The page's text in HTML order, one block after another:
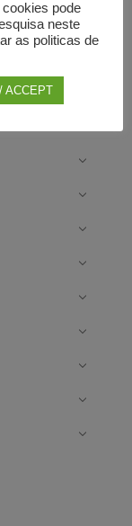
pode
neste
as politicas de
ACCEPT